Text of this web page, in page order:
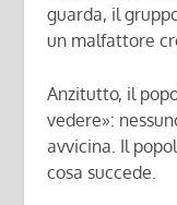
guarda, il
un malfattore
Anzitutto, il
vedere»:
avvicina. Il
cosa succede.